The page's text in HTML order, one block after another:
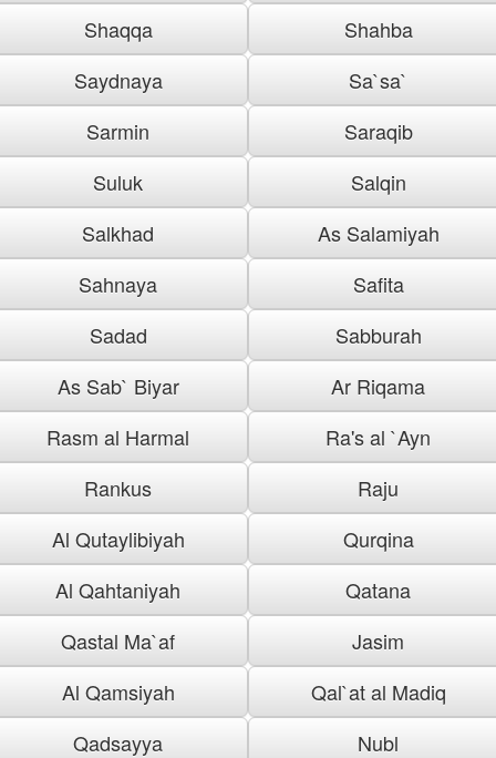
Shaqqa
Shahba
Saydnaya
Sa`sa`
Sarmin
Saraqib
Suluk
Salqin
Salkhad
As Salamiyah
Sahnaya
Safita
Sadad
Sabburah
As Sab` Biyar
Ar Riqama
Rasm al Harmal
Ra's al `Ayn
Rankus
Raju
Al Qutaylibiyah
Qurqina
Al Qahtaniyah
Qatana
Qastal Ma`af
Jasim
Al Qamsiyah
Qal`at al Madiq
Qadsayya
Nubl